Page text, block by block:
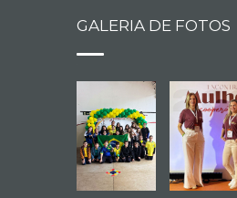
GALERIA DE FOTOS